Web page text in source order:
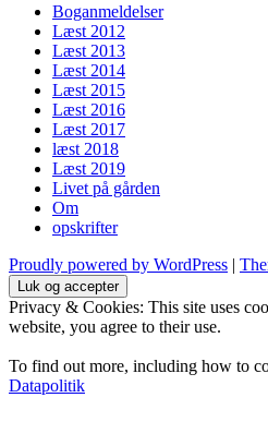
Boganmeldelser
Læst 2012
Læst 2013
Læst 2014
Læst 2015
Læst 2016
Læst 2017
læst 2018
Læst 2019
Livet på gården
Om
opskrifter
Proudly powered by WordPress |
Privacy & Cookies: This site uses
website, you agree to their use.
To find out more, including how to
Datapolitik